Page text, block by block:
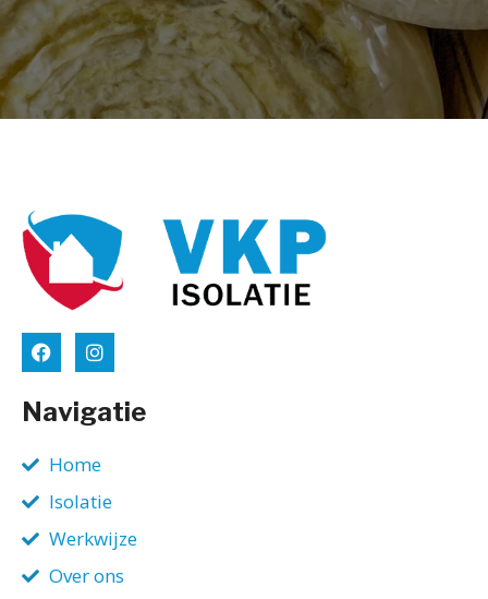
Navigatie
Home
Isolatie
Werkwijze
Over ons